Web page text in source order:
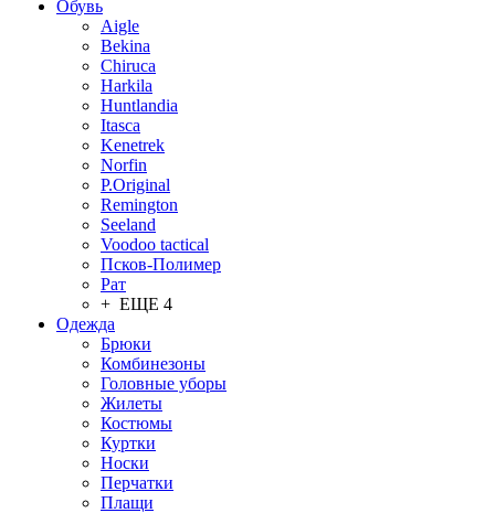
Обувь
Aigle
Bekina
Chiruсa
Harkila
Huntlandia
Itasca
Kenetrek
Norfin
P.Original
Remington
Seeland
Voodoo tactical
Псков-Полимер
Рат
+ ЕЩЕ 4
Одежда
Брюки
Комбинезоны
Головные уборы
Жилеты
Костюмы
Куртки
Носки
Перчатки
Плащи